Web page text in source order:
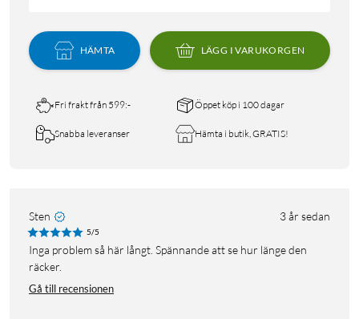
HÄMTA LÄGG I VARUKORGEN
Fri frakt från 599:- Öppet köp i 100 dagar
Snabba leveranser Hämta i butik, GRATIS!
Sten 3 år sedan
5/5
Inga problem så här långt. Spännande att se hur länge den
räcker.
Gå till recensionen